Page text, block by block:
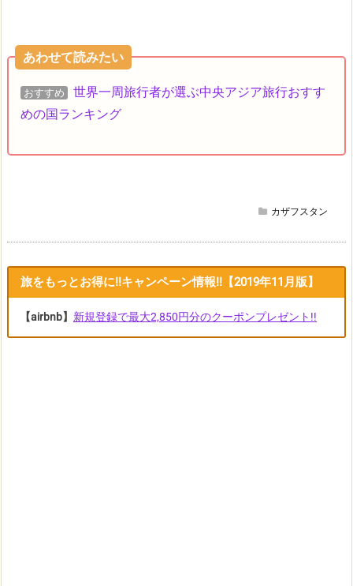
あわせて読みたい
おすすめ
世界一周旅行者が選ぶ中央アジア旅行おすす
めの国ランキング
カザフスタン
旅をもっとお得に!!キャンペーン情報!!【2019年11月版】
【airbnb】 新規登録で最大2,850円分のクーポンプレゼント!!